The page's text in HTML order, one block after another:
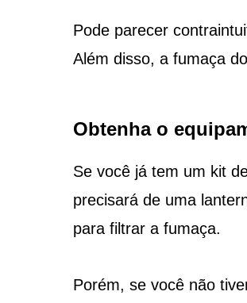
Pode parecer
Além disso, a fumaça
Obtenha o
Se você já tem um kit
precisará de uma
para filtrar a fumaça.
Porém, se você não